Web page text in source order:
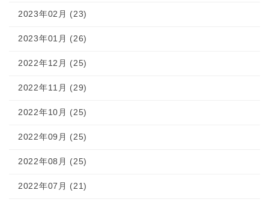
2023年02月 (23)
2023年01月 (26)
2022年12月 (25)
2022年11月 (29)
2022年10月 (25)
2022年09月 (25)
2022年08月 (25)
2022年07月 (21)